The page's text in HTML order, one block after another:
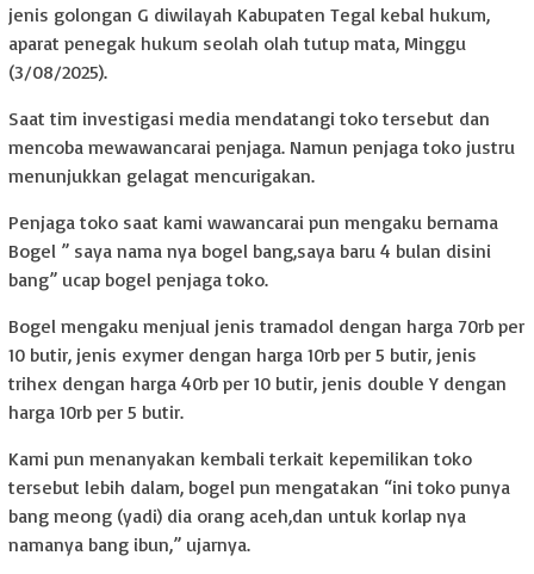
jenis golongan G diwilayah Kabupaten Tegal kebal hukum,
aparat penegak hukum seolah olah tutup mata, Minggu
(3/08/2025).
Saat tim investigasi media mendatangi toko tersebut dan
mencoba mewawancarai penjaga. Namun penjaga toko justru
menunjukkan gelagat mencurigakan.
Penjaga toko saat kami wawancarai pun mengaku bernama
Bogel ” saya nama nya bogel bang,saya baru 4 bulan disini
bang” ucap bogel penjaga toko.
Bogel mengaku menjual jenis tramadol dengan harga 70rb per
10 butir, jenis exymer dengan harga 10rb per 5 butir, jenis
trihex dengan harga 40rb per 10 butir, jenis double Y dengan
harga 10rb per 5 butir.
Kami pun menanyakan kembali terkait kepemilikan toko
tersebut lebih dalam, bogel pun mengatakan “ini toko punya
bang meong (yadi) dia orang aceh,dan untuk korlap nya
namanya bang ibun,” ujarnya.